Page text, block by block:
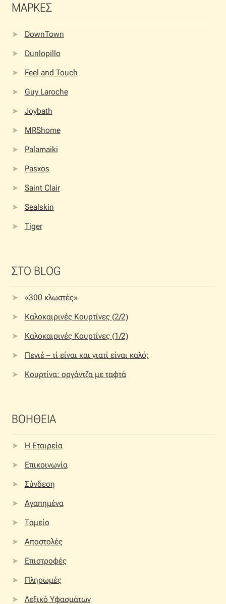
ΜΑΡΚΕΣ
DownTown
Dunlopillo
Feel and Touch
Guy Laroche
Joybath
MRShome
Palamaiki
Pasxos
Saint Clair
Sealskin
Tiger
ΣΤΟ BLOG
«300 κλωστές»
Καλοκαιρινές Κουρτίνες (2/2)
Καλοκαιρινές Κουρτίνες (1/2)
Πενιέ – τί είναι και γιατί είναι καλό;
Κουρτίνα: οργάντζα με ταφτά
ΒΟΗΘΕΙΑ
Η Εταιρεία
Επικοινωνία
Σύνδεση
Αγαπημένα
Ταμείο
Αποστολές
Επιστροφές
Πληρωμές
Λεξικό Υφασμάτων